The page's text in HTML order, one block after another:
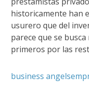
historicamente han
usurero que del
parece que se
primeros por las
business angels